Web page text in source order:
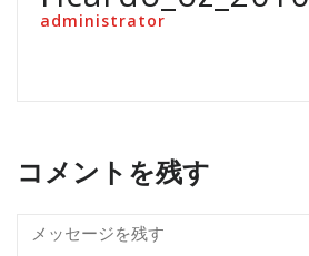
administrator
コメントを残す